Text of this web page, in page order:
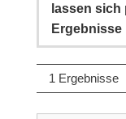
lassen sich
1 Ergebnisse